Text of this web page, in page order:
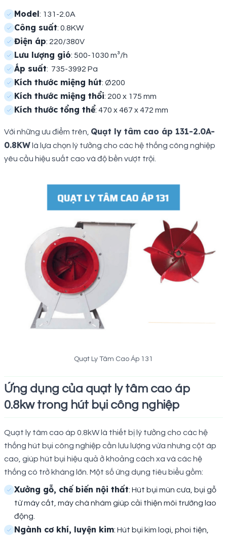
Model: 131-2.0A
Công suất: 0.8KW
Điện áp: 220/380V
Lưu lượng gió: 500-1030 m³/h
Áp suất: 735-3992 Pa
Kích thước miệng hút: Ø200
Kích thước miệng thổi: 200 x 175 mm
Kích thước tổng thể: 470 x 467 x 472 mm
Với những ưu điểm trên, Quạt ly tâm cao áp 131-2.0A-
0.8KW là lựa chọn lý tưởng cho các hệ thống công nghiệp
yêu cầu hiệu suất cao và độ bền vượt trội.
Quạt Ly Tâm Cao Áp 131
Ứng dụng của quạt ly tâm cao áp
0.8kw trong hút bụi công nghiệp
Quạt ly tâm cao áp 0.8kW là thiết bị lý tưởng cho các hệ
thống hút bụi công nghiệp cần lưu lượng vừa nhưng cột áp
cao, giúp hút bụi hiệu quả ở khoảng cách xa và các hệ
thống có trở kháng lớn. Một số ứng dụng tiêu biểu gồm:
Xưởng gỗ, chế biến nội thất: Hút bụi mùn cưa, bụi gỗ
từ máy cắt, máy chà nhám giúp cải thiện môi trường lao
động.
Ngành cơ khí, luyện kim: Hút bụi kim loại, phoi tiện,